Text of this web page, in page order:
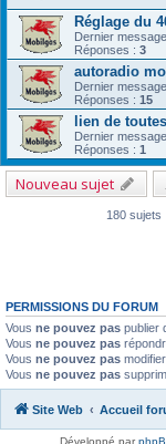
Réglage du
Dernier
Réponses : 3
autoradio
Dernier
Réponses : 15
lien de
Dernier
Réponses : 1
Nouveau sujet
180 sujets
PERMISSIONS DU FORUM
Vous ne pouvez pas publier
Vous ne pouvez pas
Vous ne pouvez pas
Vous ne pouvez pas
Site Web Accueil
Développé par